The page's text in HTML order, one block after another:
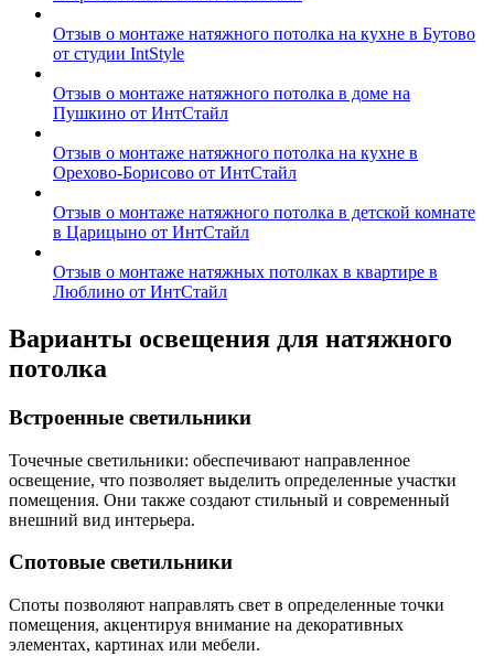
Отзыв о монтаже натяжного потолка на кухне в Бутово
от студии IntStyle
Отзыв о монтаже натяжного потолка в доме на
Пушкино от ИнтСтайл
Отзыв о монтаже натяжного потолка на кухне в
Орехово-Борисово от ИнтСтайл
Отзыв о монтаже натяжного потолка в детской комнате
в Царицыно от ИнтСтайл
Отзыв о монтаже натяжных потолках в квартире в
Люблино от ИнтСтайл
Варианты освещения для натяжного
потолка
Встроенные светильники
Точечные светильники: обеспечивают направленное
освещение, что позволяет выделить определенные участки
помещения. Они также создают стильный и современный
внешний вид интерьера.
Спотовые светильники
Споты позволяют направлять свет в определенные точки
помещения, акцентируя внимание на декоративных
элементах, картинах или мебели.